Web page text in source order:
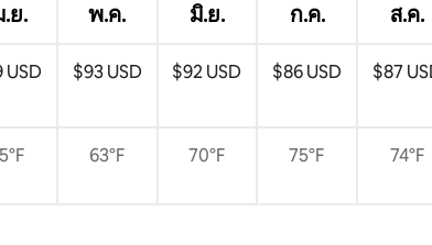
.ย. พ.ค. มิ.ย. ก.ค. ส.ค.
USD $93 USD $92 USD $86 USD $87
63°F 70°F 75°F 74°F